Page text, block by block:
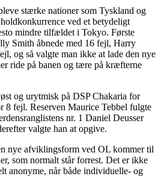
stærke nationer som Tyskland og
ved et betydeligt
mindre tilfældet i Tokyo. Første
Smith åbnede med 16 fejl, Harry
og så valgte man ikke at lade den nye
ride på banen og tære på kræfterne
og urytmisk på DSP Chakaria for
8 fejl. Reserven Maurice Tebbel fulgte
nr. 1 Daniel Deusser
valgte han at opgive.
nye afviklingsform ved OL kommer til
som normalt står forrest. Det er ikke
anonyme, når både individuelle- og